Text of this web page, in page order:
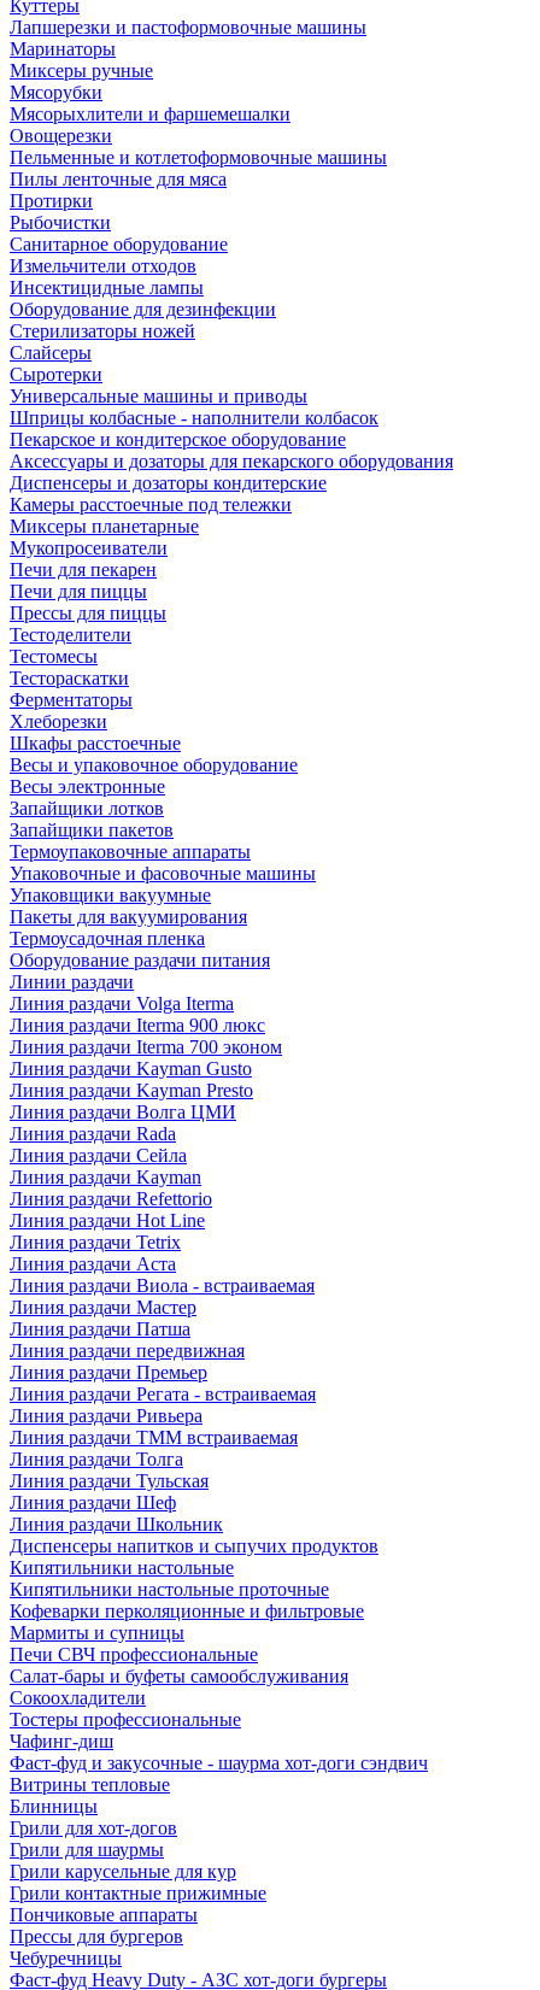
Куттеры
Лапшерезки и пастоформовочные машины
Маринаторы
Миксеры ручные
Мясорубки
Мясорыхлители и фаршемешалки
Овощерезки
Пельменные и котлетоформовочные машины
Пилы ленточные для мяса
Протирки
Рыбочистки
Санитарное оборудование
Измельчители отходов
Инсектицидные лампы
Оборудование для дезинфекции
Стерилизаторы ножей
Слайсеры
Сыротерки
Универсальные машины и приводы
Шприцы колбасные - наполнители колбасок
Пекарское и кондитерское оборудование
Аксессуары и дозаторы для пекарского оборудования
Диспенсеры и дозаторы кондитерские
Камеры расстоечные под тележки
Миксеры планетарные
Мукопросеиватели
Печи для пекарен
Печи для пиццы
Прессы для пиццы
Тестоделители
Тестомесы
Тестораскатки
Ферментаторы
Хлеборезки
Шкафы расстоечные
Весы и упаковочное оборудование
Весы электронные
Запайщики лотков
Запайщики пакетов
Термоупаковочные аппараты
Упаковочные и фасовочные машины
Упаковщики вакуумные
Пакеты для вакуумирования
Термоусадочная пленка
Оборудование раздачи питания
Линии раздачи
Линия раздачи Volga Iterma
Линия раздачи Iterma 900 люкс
Линия раздачи Iterma 700 эконом
Линия раздачи Kayman Gusto
Линия раздачи Kayman Presto
Линия раздачи Волга ЦМИ
Линия раздачи Rada
Линия раздачи Сейла
Линия раздачи Kayman
Линия раздачи Refettorio
Линия раздачи Hot Line
Линия раздачи Tetrix
Линия раздачи Аста
Линия раздачи Виола - встраиваемая
Линия раздачи Мастер
Линия раздачи Патша
Линия раздачи передвижная
Линия раздачи Премьер
Линия раздачи Регата - встраиваемая
Линия раздачи Ривьера
Линия раздачи ТММ встраиваемая
Линия раздачи Толга
Линия раздачи Тульская
Линия раздачи Шеф
Линия раздачи Школьник
Диспенсеры напитков и сыпучих продуктов
Кипятильники настольные
Кипятильники настольные проточные
Кофеварки перколяционные и фильтровые
Мармиты и супницы
Печи СВЧ профессиональные
Салат-бары и буфеты самообслуживания
Сокоохладители
Тостеры профессиональные
Чафинг-диш
Фаст-фуд и закусочные - шаурма хот-доги сэндвич
Витрины тепловые
Блинницы
Грили для хот-догов
Грили для шаурмы
Грили карусельные для кур
Грили контактные прижимные
Пончиковые аппараты
Прессы для бургеров
Чебуречницы
Фаст-фуд Heavy Duty - АЗС хот-доги бургеры